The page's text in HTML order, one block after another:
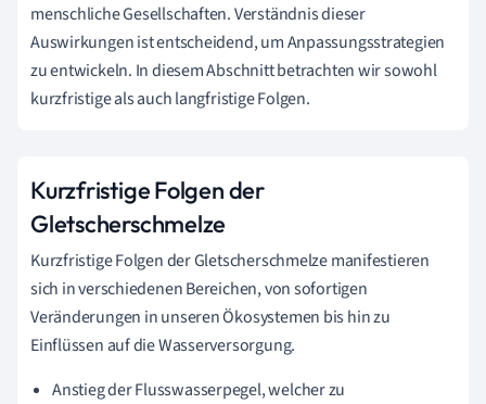
menschliche Gesellschaften. Verständnis dieser
Auswirkungen ist entscheidend, um Anpassungsstrategien
zu entwickeln. In diesem Abschnitt betrachten wir sowohl
kurzfristige als auch langfristige Folgen.
Kurzfristige Folgen der
Gletscherschmelze
Kurzfristige Folgen der Gletscherschmelze manifestieren
sich in verschiedenen Bereichen, von sofortigen
Veränderungen in unseren Ökosystemen bis hin zu
Einflüssen auf die Wasserversorgung.
Anstieg der Flusswasserpegel, welcher zu